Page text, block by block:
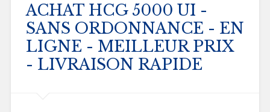
ACHAT HCG 5000 UI -
SANS ORDONNANCE - EN
LIGNE - MEILLEUR PRIX
- LIVRAISON RAPIDE